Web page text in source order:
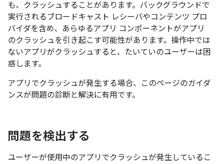
も、クラッシュすることがあります。バックグラウンドで
実行されるブロードキャスト レシーバやコンテンツ プロ
バイダを含め、あらゆるアプリ コンポーネントがアプリ
のクラッシュを引き起こす可能性があります。操作中では
ないアプリがクラッシュすると、たいていのユーザーは困
惑します。
アプリでクラッシュが発生する場合、このページのガイダ
ンスが問題の診断と解決に有用です。
問題を検出する
ユーザーが使用中のアプリでクラッシュが発生しているこ